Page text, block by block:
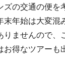
ズの交通の便
末年始は大変
ませんので、
得なツアーも